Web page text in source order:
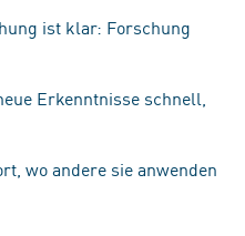
ist klar: Forschung
Erkenntnisse schnell,
wo andere sie anwenden